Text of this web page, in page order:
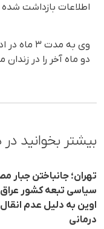
اطلاعات بازداشت شدە
وی بە
دو ماه آخر را در
بیشتر بخوانید
تهران؛ جانباختن جبار
سیاسی تبعه کشور عراق
اوین به دلیل عدم انقال
درمانی